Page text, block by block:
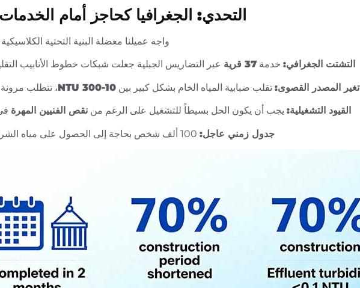
التحدي: الجغرافيا كحاجز أمام
واجه عميلنا معضلة البنية التحتية
التشتت الجغرافي: خدمة 37 قرية عبر التضاريس الجبلية جعلت شبكات خطوط الأنابيب
تغير المصدر القصوى: تقلب ضبابية المياه الخام بشكل كبير بين 10-300 NTU ، تتطلب مرونة
القيود التشغيلية: يجب أن يكون الحل بسيطاً للتشغيل على الرغم من نقص الفنيين المهرة
جدول زمني عاجل: